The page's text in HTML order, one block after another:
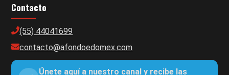
Contacto
(55) 44041699
contacto@afondoedomex.com
Únete aquí a nuestro canal y recibe las